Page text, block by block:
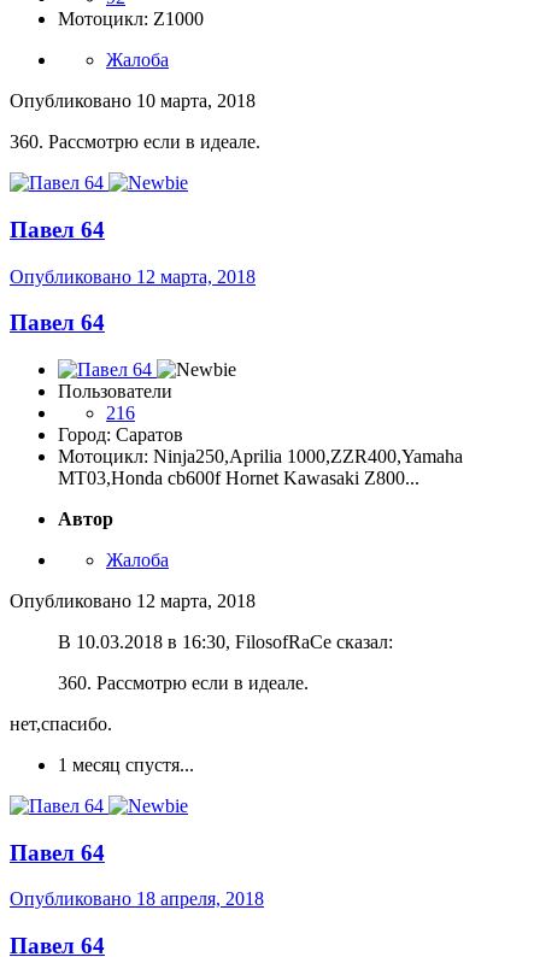
Мотоцикл: Z1000
Жалоба
Опубликовано 10 марта, 2018
360. Рассмотрю если в идеале.
Павел 64
Опубликовано 12 марта, 2018
Павел 64
Пользователи
216
Город: Саратов
Мотоцикл: Ninja250,Aprilia 1000,ZZR400,Yamaha
MT03,Honda cb600f Hornet Kawasaki Z800...
Автор
Жалоба
Опубликовано 12 марта, 2018
В 10.03.2018 в 16:30, FilosofRaCe сказал:
360. Рассмотрю если в идеале.
нет,спасибо.
1 месяц спустя...
Павел 64
Опубликовано 18 апреля, 2018
Павел 64